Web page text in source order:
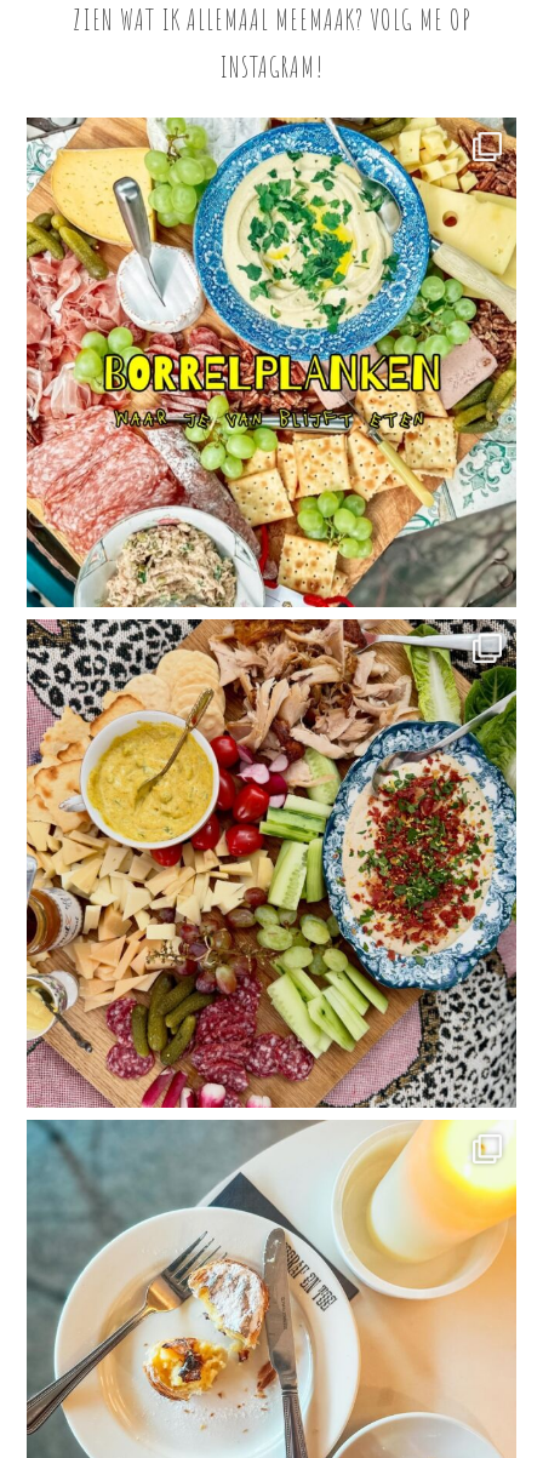
ZIEN WAT IK ALLEMAAL MEEMAAK? VOLG ME OP
INSTAGRAM!